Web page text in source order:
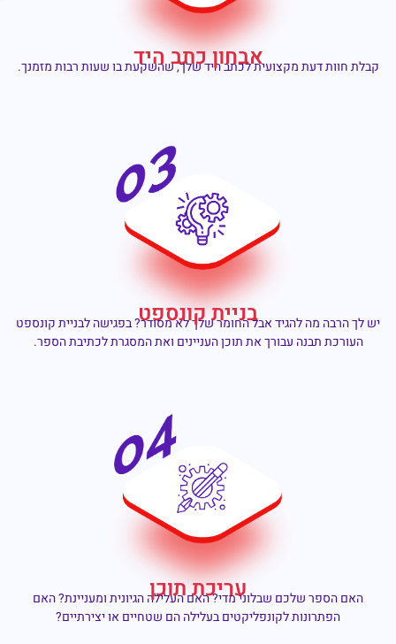
אבחון כתב היד
קבלת חוות דעת מקצועית לכתב היד שלך, שהשקעת בו שעות רבות מזמנך.
בניית קונספט
יש לך הרבה מה להגיד אבל החומר שלך לא מסודר? בפגישה לבניית קונספט
העורכת תבנה עבורך את תוכן העניינים ואת המסגרת לכתיבת הספר.
עריכת תוכן
האם הספר שלכם שבלוני מדי? האם העלילה הגיונית ומעניינת? האם
הפתרונות לקונפליקטים בעלילה הם שטחיים או יצירתיים?